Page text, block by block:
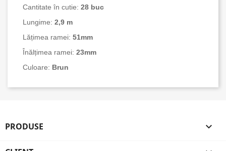
Cantitate în cutie: 28 buc
Lungime: 2,9 m
Lățimea ramei: 51mm
Înălțimea ramei: 23mm
Culoare: Brun
PRODUSE 